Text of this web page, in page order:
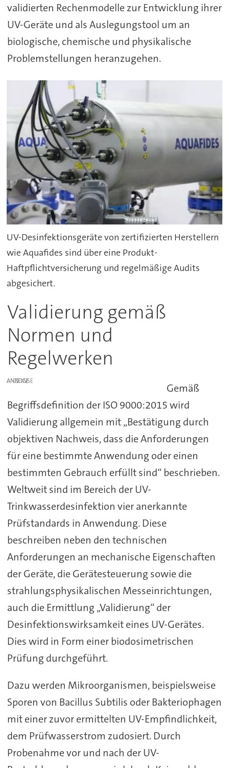
validierten Rechenmodelle zur Entwicklung ihrer
UV-Geräte und als Auslegungstool um an
biologische, chemische und physikalische
Problemstellungen heranzugehen.
UV-Desinfektionsgeräte von zertifizierten Herstellern
wie Aquafides sind über eine Produkt-
Haftpflichtversicherung und regelmäßige Audits
abgesichert.
Validierung gemäß
Normen und
Regelwerken
ANZEIGE
Gemäß
Begriffsdefinition der ISO 9000:2015 wird
Validierung allgemein mit „Bestätigung durch
objektiven Nachweis, dass die Anforderungen
für eine bestimmte Anwendung oder einen
bestimmten Gebrauch erfüllt sind“ beschrieben.
Weltweit sind im Bereich der UV-
Trinkwasserdesinfektion vier anerkannte
Prüfstandards in Anwendung. Diese
beschreiben neben den technischen
Anforderungen an mechanische Eigenschaften
der Geräte, die Gerätesteuerung sowie die
strahlungsphysikalischen Messeinrichtungen,
auch die Ermittlung „Validierung“ der
Desinfektionswirksamkeit eines UV-Gerätes.
Dies wird in Form einer biodosimetrischen
Prüfung durchgeführt.
Dazu werden Mikroorganismen, beispielsweise
Sporen von Bacillus Subtilis oder Bakteriophagen
mit einer zuvor ermittelten UV-Empfindlichkeit,
dem Prüfwasserstrom zudosiert. Durch
Probenahme vor und nach der UV-